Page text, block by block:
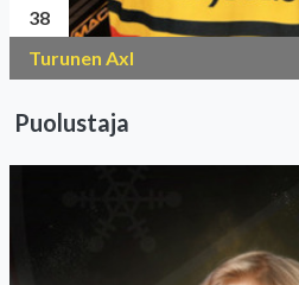
38
Turunen Axl
Puolustaja